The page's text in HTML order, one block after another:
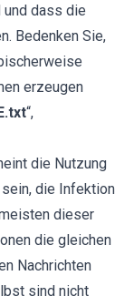
dass die
Bedenken Sie,
erzeugen
“,
die Nutzung
die Infektion
dieser
die gleichen
Nachrichten
sind nicht